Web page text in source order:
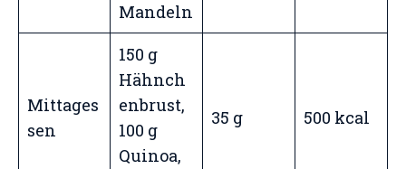
Mandeln
Mittages
sen
150 g
Hähnch
enbrust,
100 g
Quinoa,
35 g 500 kcal